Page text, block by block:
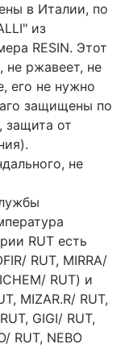
в Италии, по
из
RESIN. Этот
не ржавеет, не
его не нужно
защищены по
защита от
не
RUT есть
RUT, MIRRA/
RUT) и
MIZAR.R/ RUT,
GIGI/ RUT,
RUT, NEBO